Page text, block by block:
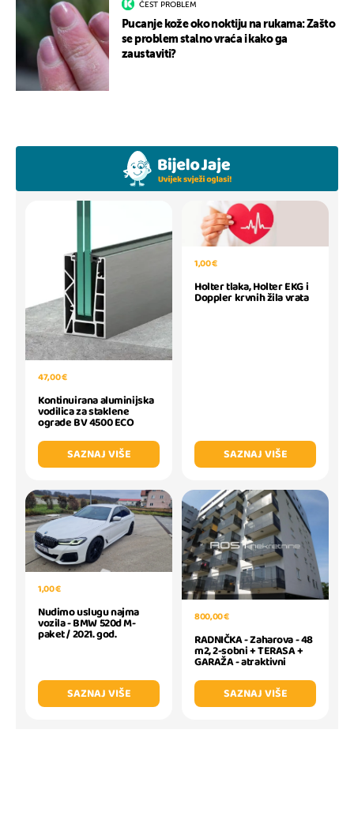
ČEST PROBLEM
Pucanje kože oko noktiju na rukama: Zašto
se problem stalno vraća i kako ga
zaustaviti?
47,00 €
Kontinuirana aluminijska
vodilica za staklene
ograde BV 4500 ECO
SAZNAJ VIŠE
1,00 €
Holter tlaka, Holter EKG i
Doppler krvnih žila vrata
SAZNAJ VIŠE
1,00 €
Nudimo uslugu najma
vozila - BMW 520d M-
paket / 2021. god.
SAZNAJ VIŠE
800,00 €
RADNIČKA - Zaharova - 48
m2, 2-sobni + TERASA +
GARAŽA - atraktivni
SAZNAJ VIŠE